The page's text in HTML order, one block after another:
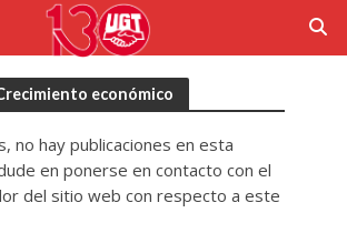
económico
no hay publicaciones en esta
en ponerse en contacto con el
del sitio web con respecto a este